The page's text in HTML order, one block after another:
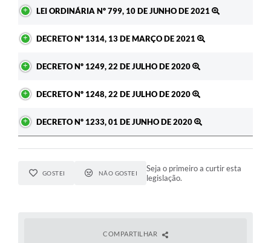
LEI ORDINÁRIA Nº 799, 10 DE JUNHO DE 2021
DECRETO Nº 1314, 13 DE MARÇO DE 2021
DECRETO Nº 1249, 22 DE JULHO DE 2020
DECRETO Nº 1248, 22 DE JULHO DE 2020
DECRETO Nº 1233, 01 DE JUNHO DE 2020
GOSTEI NÃO GOSTEI
Seja o primeiro a curtir esta
legislação.
COMPARTILHAR